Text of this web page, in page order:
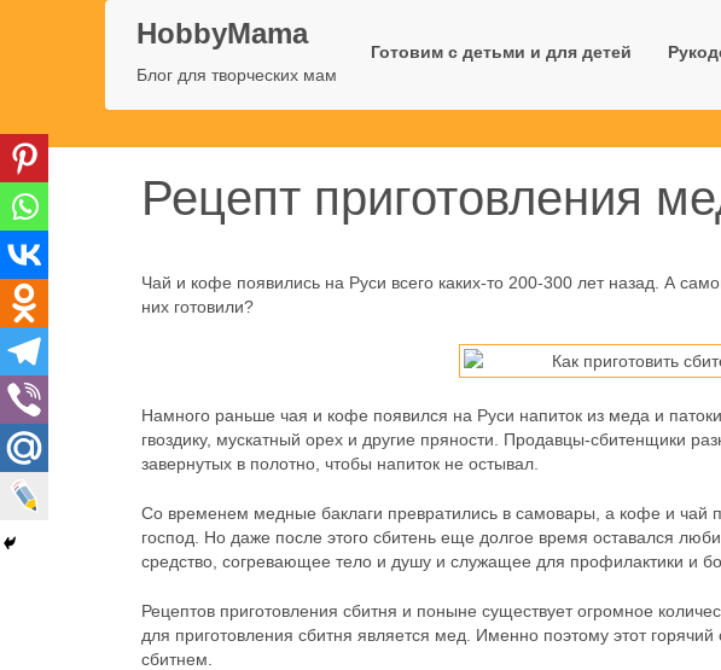
HobbyMama
Блог для творческих мам
Готовим с детьми и для детей
Рецепт приготовления
Чай и кофе появились на Руси всего каких-то 200-300 лет назад. А
них готовили?
Намного раньше чая и кофе появился на Руси напиток из меда и
гвоздику, мускатный орех и другие пряности. Продавцы-сбитенщики
завернутых в полотно, чтобы напиток не остывал.
Со временем медные баклаги превратились в самовары, а кофе и чай
господ. Но даже после этого сбитень еще долгое время оставался
средство, согревающее тело и душу и служащее для профилактики и
Рецептов приготовления сбитня и поныне существует огромное
для приготовления сбитня является мед. Именно поэтому этот
сбитнем.